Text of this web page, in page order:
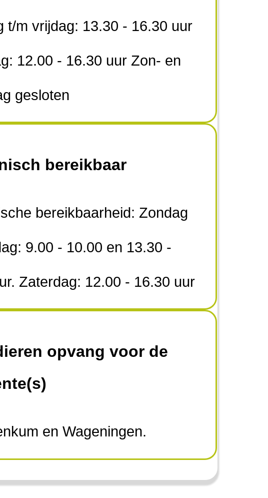
t/m vrijdag: 13.30 - 16.30 uur
12.00 - 16.30 uur Zon- en
gesloten
bereikbaar
bereikbaarheid: Zondag
9.00 - 10.00 en 13.30 -
Zaterdag: 12.00 - 16.30 uur
opvang voor de
en Wageningen.